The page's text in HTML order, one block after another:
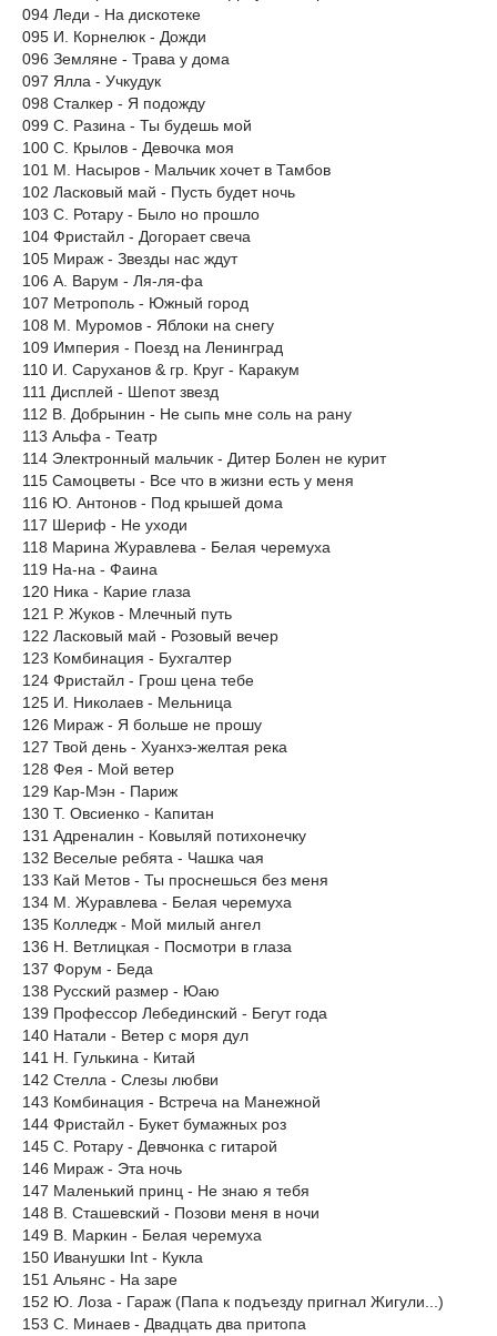
094 Леди - На дискотеке
095 И. Корнелюк - Дожди
096 Земляне - Трава у дома
097 Ялла - Учкудук
098 Сталкер - Я подожду
099 С. Разина - Ты будешь мой
100 С. Крылов - Девочка моя
101 М. Насыров - Мальчик хочет в Тамбов
102 Ласковый май - Пусть будет ночь
103 С. Ротару - Было но прошло
104 Фристайл - Догорает свеча
105 Мираж - Звезды нас ждут
106 А. Варум - Ля-ля-фа
107 Метрополь - Южный город
108 М. Муромов - Яблоки на снегу
109 Империя - Поезд на Ленинград
110 И. Саруханов & гр. Круг - Каракум
111 Дисплей - Шепот звезд
112 В. Добрынин - Не сыпь мне соль на рану
113 Альфа - Театр
114 Электронный мальчик - Дитер Болен не курит
115 Самоцветы - Все что в жизни есть у меня
116 Ю. Антонов - Под крышей дома
117 Шериф - Не уходи
118 Марина Журавлева - Белая черемуха
119 На-на - Фаина
120 Ника - Карие глаза
121 Р. Жуков - Млечный путь
122 Ласковый май - Розовый вечер
123 Комбинация - Бухгалтер
124 Фристайл - Грош цена тебе
125 И. Николаев - Мельница
126 Мираж - Я больше не прошу
127 Твой день - Хуанхэ-желтая река
128 Фея - Мой ветер
129 Кар-Мэн - Париж
130 Т. Овсиенко - Капитан
131 Адреналин - Ковыляй потихонечку
132 Веселые ребята - Чашка чая
133 Кай Метов - Ты проснешься без меня
134 М. Журавлева - Белая черемуха
135 Колледж - Мой милый ангел
136 Н. Ветлицкая - Посмотри в глаза
137 Форум - Беда
138 Русский размер - Юаю
139 Профессор Лебединский - Бегут года
140 Натали - Ветер с моря дул
141 Н. Гулькина - Китай
142 Стелла - Слезы любви
143 Комбинация - Встреча на Манежной
144 Фристайл - Букет бумажных роз
145 С. Ротару - Девчонка с гитарой
146 Мираж - Эта ночь
147 Маленький принц - Не знаю я тебя
148 В. Сташевский - Позови меня в ночи
149 В. Маркин - Белая черемуха
150 Иванушки Int - Кукла
151 Альянс - На заре
152 Ю. Лоза - Гараж (Папа к подъезду пригнал Жигули...)
153 С. Минаев - Двадцать два притопа